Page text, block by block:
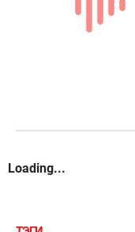
Loading...